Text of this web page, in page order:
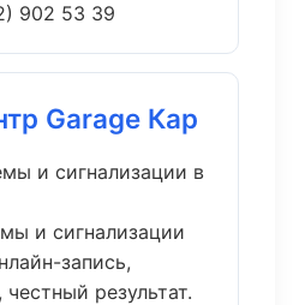
902 53 39
Garage Кар
и сигнализации в
и сигнализации
запись,
результат.